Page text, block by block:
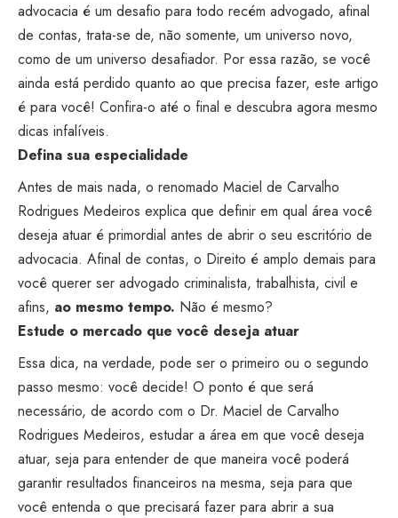
advocacia é um desafio para todo recém advogado, afinal
de contas, trata-se de, não somente, um universo novo,
como de um universo desafiador. Por essa razão, se você
ainda está perdido quanto ao que precisa fazer, este artigo
é para você! Confira-o até o final e descubra agora mesmo
dicas infalíveis.
Defina sua especialidade
Antes de mais nada, o renomado Maciel de Carvalho
Rodrigues Medeiros explica que definir em qual área você
deseja atuar é primordial antes de abrir o seu escritório de
advocacia. Afinal de contas, o Direito é amplo demais para
você querer ser advogado criminalista, trabalhista, civil e
afins, ao mesmo tempo. Não é mesmo?
Estude o mercado que você deseja atuar
Essa dica, na verdade, pode ser o primeiro ou o segundo
passo mesmo: você decide! O ponto é que será
necessário, de acordo com o Dr. Maciel de Carvalho
Rodrigues Medeiros, estudar a área em que você deseja
atuar, seja para entender de que maneira você poderá
garantir resultados financeiros na mesma, seja para que
você entenda o que precisará fazer para abrir a sua